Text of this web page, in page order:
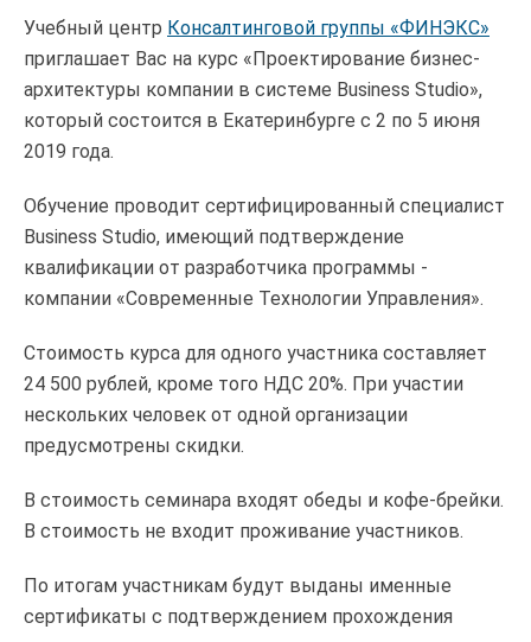
Учебный центр Консалтинговой группы «ФИНЭКС»
приглашает Вас на курс «Проектирование бизнес-
архитектуры компании в системе Business Studio»,
который состоится в Екатеринбурге с 2 по 5 июня
2019 года.
Обучение проводит сертифицированный специалист
Business Studio, имеющий подтверждение
квалификации от разработчика программы -
компании «Современные Технологии Управления».
Стоимость курса для одного участника составляет
24 500 рублей, кроме того НДС 20%. При участии
нескольких человек от одной организации
предусмотрены скидки.
В стоимость семинара входят обеды и кофе-брейки.
В стоимость не входит проживание участников.
По итогам участникам будут выданы именные
сертификаты с подтверждением прохождения